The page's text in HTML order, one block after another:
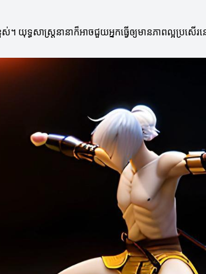
យុទ្ធសាស្ត្រ​នានា​ក៏អាច​ជួយអ្នកធ្វើឲ្យមានភាពល្អប្រសើរន